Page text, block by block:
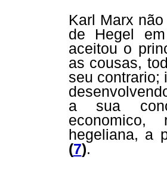
Karl Marx
de Hegel
aceitou o
as cousas,
seu contrario;
a sua
hegeliana, a
(7).